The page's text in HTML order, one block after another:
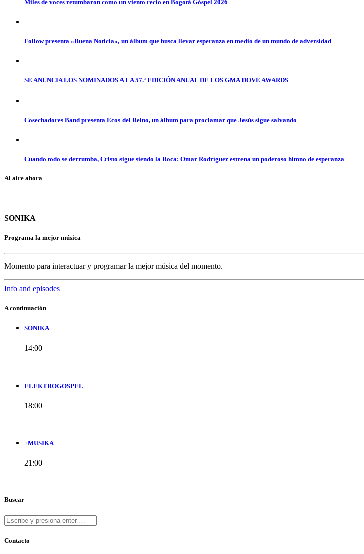
Miles de voces retumbaron como un viento recio en Bogotá Góspel 2026
Follow presenta «Buena Noticia», un álbum que busca llevar esperanza en medio de un mundo de adversidad
SE ANUNCIA LOS NOMINADOS A LA 57.ª EDICIÓN ANUAL DE LOS GMA DOVE AWARDS
Cosechadores Band presenta Ecos del Reino, un álbum para proclamar que Jesús sigue salvando
Cuando todo se derrumba, Cristo sigue siendo la Roca: Omar Rodríguez estrena un poderoso himno de esperanza
Al aire ahora
SONIKA
Programa la mejor música
Momento para interactuar y programar la mejor música del momento.
Info and episodes
A continuación
SONIKA
14:00
ELEKTROGOSPEL
18:00
+MUSIKA
21:00
Buscar
Contacto